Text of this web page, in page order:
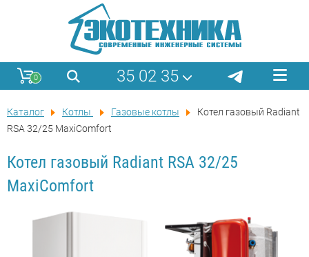
0 35 02 35
Каталог Котлы Газовые котлы
Котел газовый Radiant
RSA 32/25 MaxiComfort
Котел газовый Radiant RSA 32/25
MaxiComfort